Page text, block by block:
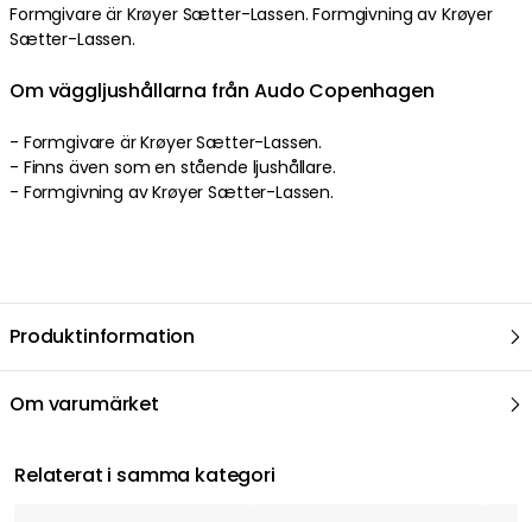
Formgivare är Krøyer Sætter-Lassen. Formgivning av Krøyer
Sætter-Lassen.
Om väggljushållarna från Audo Copenhagen
- Formgivare är Krøyer Sætter-Lassen.
- Finns även som en stående ljushållare.
- Formgivning av Krøyer Sætter-Lassen.
Produktinformation
Om varumärket
Relaterat i samma kategori